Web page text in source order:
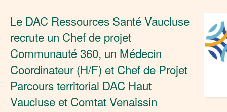
Le DAC Ressources Santé Vaucluse
recrute un Chef de projet
Communauté 360, un Médecin
Coordinateur (H/F) et Chef de Projet
Parcours territorial DAC Haut
Vaucluse et Comtat Venaissin